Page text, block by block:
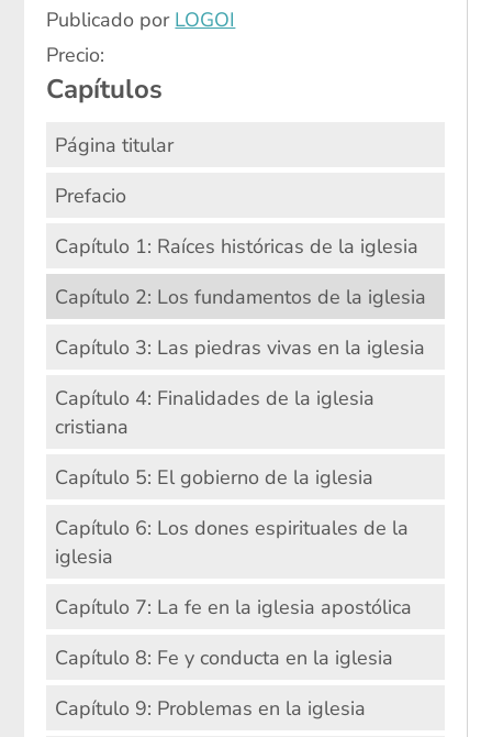
Publicado por LOGOI
Precio:
Capítulos
Página titular
Prefacio
Capítulo 1: Raíces históricas de la iglesia
Capítulo 2: Los fundamentos de la iglesia
Capítulo 3: Las piedras vivas en la iglesia
Capítulo 4: Finalidades de la iglesia
cristiana
Capítulo 5: El gobierno de la iglesia
Capítulo 6: Los dones espirituales de la
iglesia
Capítulo 7: La fe en la iglesia apostólica
Capítulo 8: Fe y conducta en la iglesia
Capítulo 9: Problemas en la iglesia